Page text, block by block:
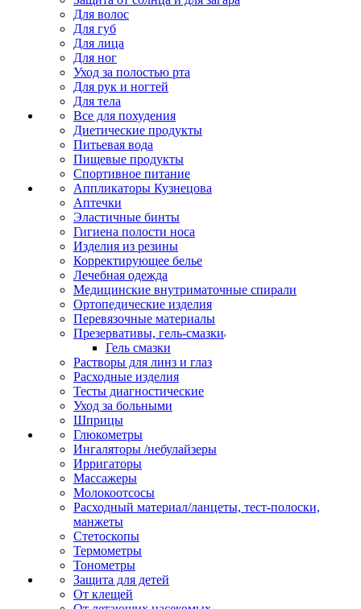
Для волос
Для губ
Для лица
Для ног
Уход за полостью рта
Для рук и ногтей
Для тела
Все для похудения
Диетические продукты
Питьевая вода
Пищевые продукты
Спортивное питание
Аппликаторы Кузнецова
Аптечки
Эластичные бинты
Гигиена полости носа
Изделия из резины
Корректирующее белье
Лечебная одежда
Медицинские внутриматочные спирали
Ортопедические изделия
Перевязочные материалы
Презервативы, гель-смазки
Гель смазки
Растворы для линз и глаз
Расходные изделия
Тесты диагностические
Уход за больными
Шприцы
Глюкометры
Ингаляторы /небулайзеры
Ирригаторы
Массажеры
Молокоотсосы
Расходный материал/ланцеты, тест-полоски,
манжеты
Стетоскопы
Термометры
Тонометры
Защита для детей
От клещей